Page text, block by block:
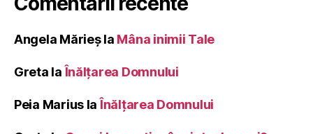
Angela Mărieșla Mâna inimii Tale
Greta laÎnălţarea Domnului
Peia Marius laÎnălţarea Domnului